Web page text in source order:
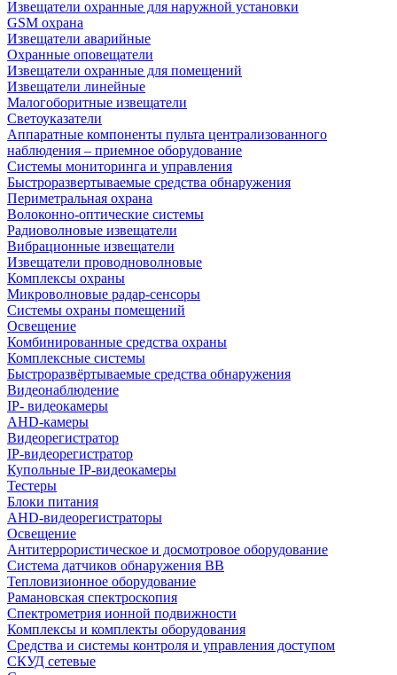
Извещатели охранные для наружной установки
GSM охрана
Извещатели аварийные
Охранные оповещатели
Извещатели охранные для помещений
Извещатели линейные
Малогоборитные извещатели
Светоуказатели
Аппаратные компоненты пульта централизованного
наблюдения – приемное оборудование
Системы мониторинга и управления
Быстроразвертываемые средства обнаружения
Периметральная охрана
Волоконно-оптические системы
Радиоволновые извещатели
Вибрационные извещатели
Извещатели проводноволновые
Комплексы охраны
Микроволновые радар-сенсоры
Системы охраны помещений
Освещение
Комбинированные средства охраны
Комплексные системы
Быстроразвёртываемые средства обнаружения
Видеонаблюдение
IP- видеокамеры
AHD-камеры
Видеорегистратор
IP-видеорегистратор
Купольные IP-видеокамеры
Тестеры
Блоки питания
AHD-видеорегистраторы
Освещение
Антитеррористическое и досмотровое оборудование
Cистема датчиков обнаружения ВВ
Тепловизионное оборудование
Рамановская спектроскопия
Спектрометрия ионной подвижности
Комплексы и комплекты оборудования
Средства и системы контроля и управления доступом
СКУД сетевые